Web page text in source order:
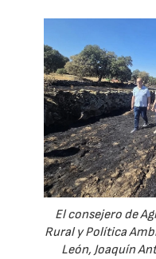
El consejero de
Rural y Política
León, Joaquín